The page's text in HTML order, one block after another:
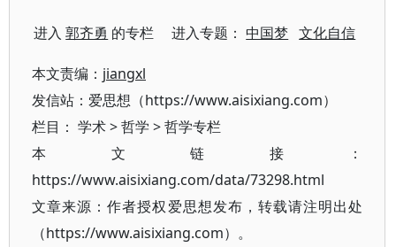
进入郭齐勇 的专栏 进入专题：中国梦 文化自信
本文责编： jiangxl
发信站：爱思想（https://www.aisixiang.com）
栏目： 学术>哲学 >哲学专栏
本文链接：
https://www.aisixiang.com/data/73298.html
文章来源：作者授权爱思想发布，转载请注明出处
（https://www.aisixiang.com）。